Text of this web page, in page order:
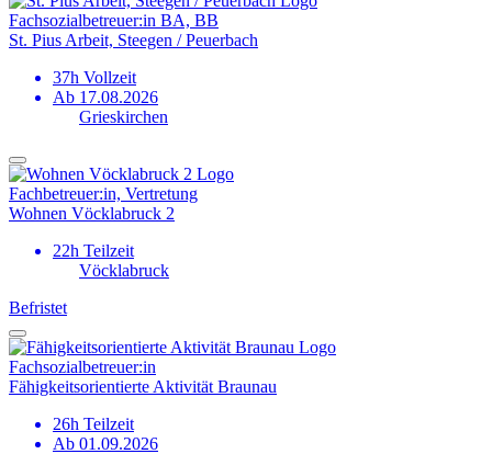
Fachsozial­betreuer:in BA, BB
St. Pius Arbeit, Steegen / Peuerbach
37h Vollzeit
Ab 17.08.2026
Grieskirchen
Fachbetreuer:in, Vertretung
Wohnen Vöcklabruck 2
22h Teilzeit
Vöcklabruck
Befristet
Fachsozial­betreuer:in
Fähigkeitsorientierte Aktivität Braunau
26h Teilzeit
Ab 01.09.2026